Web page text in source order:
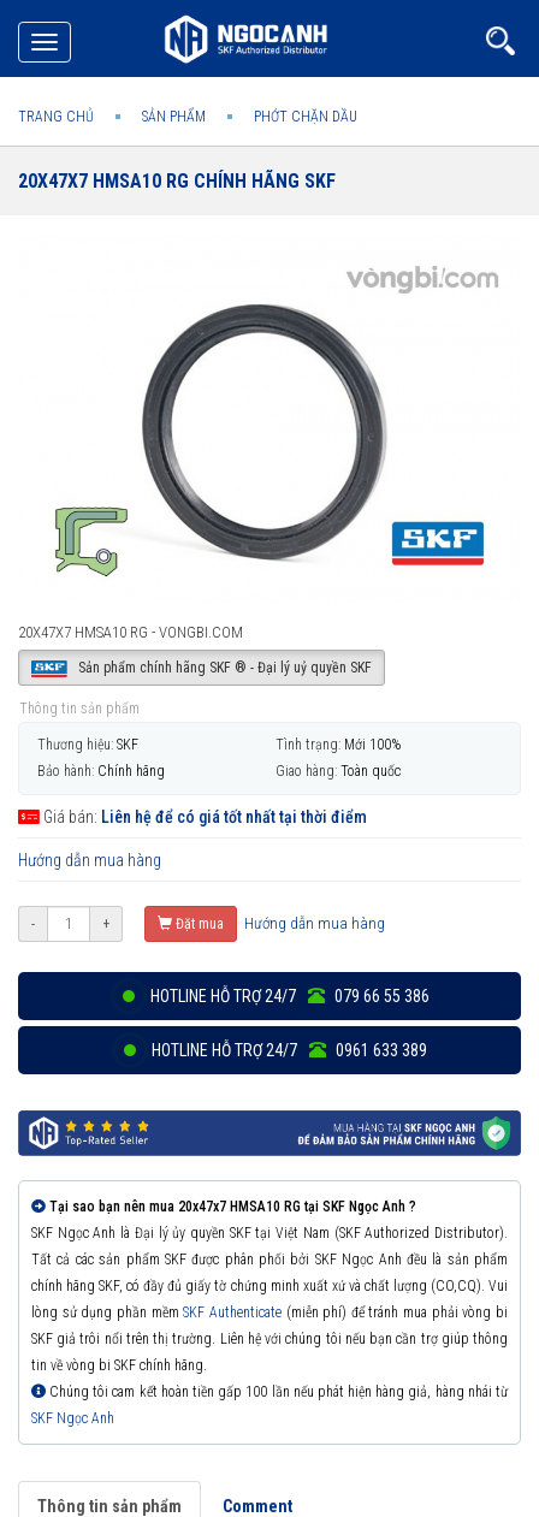
Toggle
navigation
TRANG CHỦ SẢN PHẨM PHỚT CHẶN DẦU
20X47X7 HMSA10 RG CHÍNH HÃNG SKF
20X47X7 HMSA10 RG - VONGBI.COM
Sản phẩm chính hãng SKF ® - Đại lý uỷ quyền SKF
Thông tin sản phẩm
Thương hiệu: SKF Tình trạng: Mới 100%
Bảo hành: Chính hãng Giao hàng: Toàn quốc
Giá bán: Liên hệ để có giá tốt nhất tại thời điểm
Hướng dẫn mua hàng
- + Đặt mua Hướng dẫn mua hàng
HOTLINE HỖ TRỢ 24/7 079 66 55 386
HOTLINE HỖ TRỢ 24/7 0961 633 389
Tại sao bạn nên mua 20x47x7 HMSA10 RG tại SKF Ngọc Anh ?
SKF Ngọc Anh là Đại lý ủy quyền SKF tại Việt Nam (SKF Authorized Distributor).
Tất cả các sản phẩm SKF được phân phối bởi SKF Ngọc Anh đều là sản phẩm
chính hãng SKF, có đầy đủ giấy tờ chứng minh xuất xứ và chất lượng (CO,CQ). Vui
lòng sử dụng phần mềmSKF Authenticate(miễn phí) để tránh mua phải vòng bi
SKF giả trôi nổi trên thị trường. Liên hệ với chúng tôi nếu bạn cần trợ giúp thông
tin về vòng bi SKF chính hãng.
Chúng tôi cam kết hoàn tiền gấp 100 lần nếu phát hiện hàng giả, hàng nhái từ
SKF Ngọc Anh
Thông tin sản phẩm Comment